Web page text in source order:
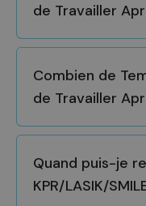
de Travailler
Combien de
de Travailler
Quand puis-je
KPR/LASIK/